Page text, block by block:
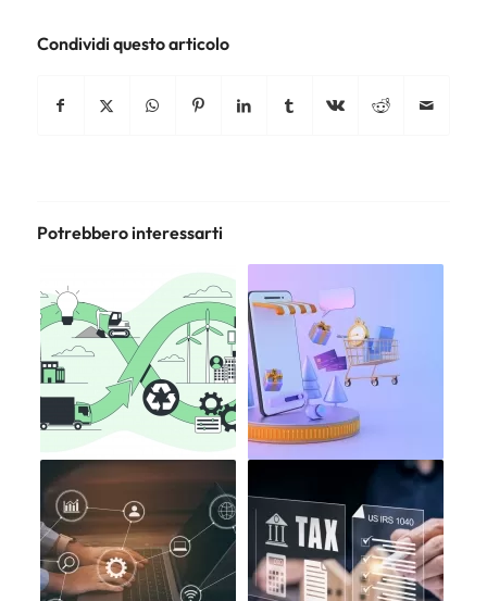
Condividi questo articolo
Potrebbero interessarti